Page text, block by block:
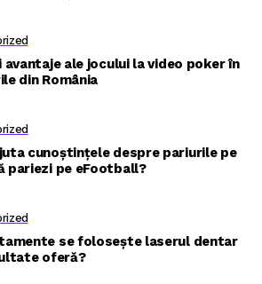
avantaje ale jocului la video poker în
din România
cunoștințele despre pariurile pe
pariezi pe eFootball?
se folosește laserul dentar
oferă?